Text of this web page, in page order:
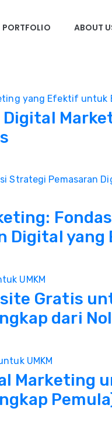
PORTFOLIO ABOUT
Digital
Gratis
dari
Marketing